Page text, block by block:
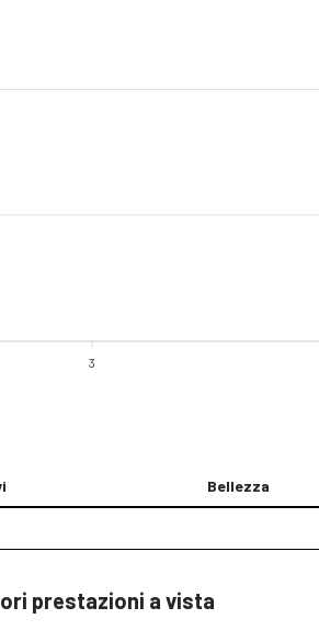
3
Bellezza
prestazioni a vista